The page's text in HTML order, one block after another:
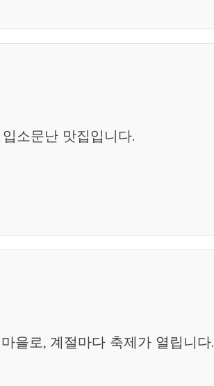
소문난 맛집입니다.
을로, 계절마다 축제가 열립니다.